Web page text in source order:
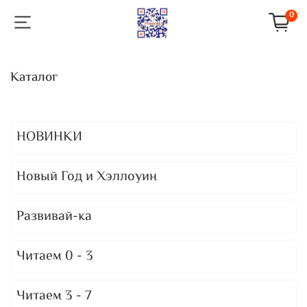
0
Каталог
НОВИНКИ
Новый Год и Хэллоуин
Развивай-ка
Читаем 0 - 3
Читаем 3 - 7